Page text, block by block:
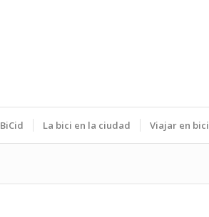
BiCid La bici en la ciudad Viajar en bici